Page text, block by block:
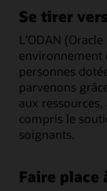
Se tirer
L’ODAN
environnement
personnes
parvenons
aux
compris le
soignants.
Faire place